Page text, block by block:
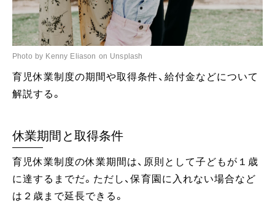
Photo by Kenny Eliason on Unsplash
育児休業制度の期間や取得条件、給付金などについて
解説する。
休業期間と取得条件
育児休業制度の休業期間は、原則として子どもが１歳
に達するまでだ。ただし、保育園に入れない場合など
は２歳まで延長できる。